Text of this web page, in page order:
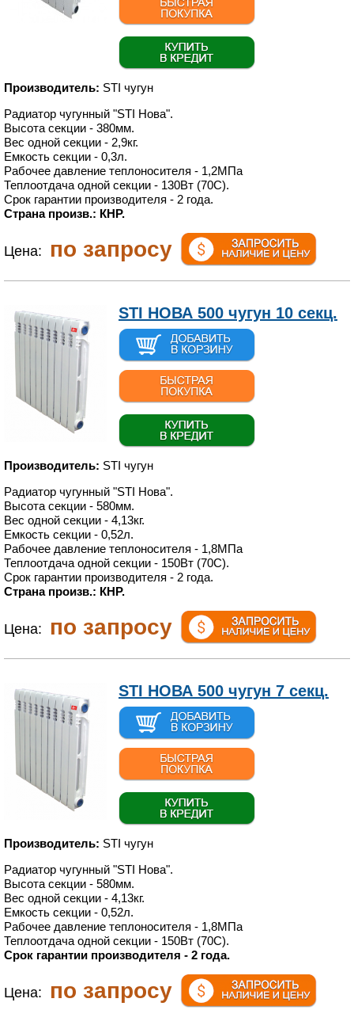
Производитель: STI чугун
Радиатор чугунный "STI Нова".
Высота секции - 380мм.
Вес одной секции - 2,9кг.
Емкость секции - 0,3л.
Рабочее давление теплоносителя - 1,2МПа
Теплоотдача одной секции - 130Вт (70С).
Срок гарантии производителя - 2 года.
Страна произв.: КНР.
Цена: по запросу
STI НОВА 500 чугун 10 секц.
Производитель: STI чугун
Радиатор чугунный "STI Нова".
Высота секции - 580мм.
Вес одной секции - 4,13кг.
Емкость секции - 0,52л.
Рабочее давление теплоносителя - 1,8МПа
Теплоотдача одной секции - 150Вт (70С).
Срок гарантии производителя - 2 года.
Страна произв.: КНР.
Цена: по запросу
STI НОВА 500 чугун 7 секц.
Производитель: STI чугун
Радиатор чугунный "STI Нова".
Высота секции - 580мм.
Вес одной секции - 4,13кг.
Емкость секции - 0,52л.
Рабочее давление теплоносителя - 1,8МПа
Теплоотдача одной секции - 150Вт (70С).
Срок гарантии производителя - 2 года.
Цена: по запросу